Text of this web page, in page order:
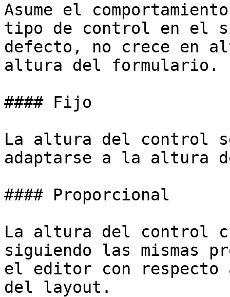
Asume el
tipo de control en el
defecto, no crece en
altura del formulario.
#### Fijo
La altura del control
adaptarse a la altura
#### Proporcional
La altura del control
siguiendo las mismas
el editor con
del layout.